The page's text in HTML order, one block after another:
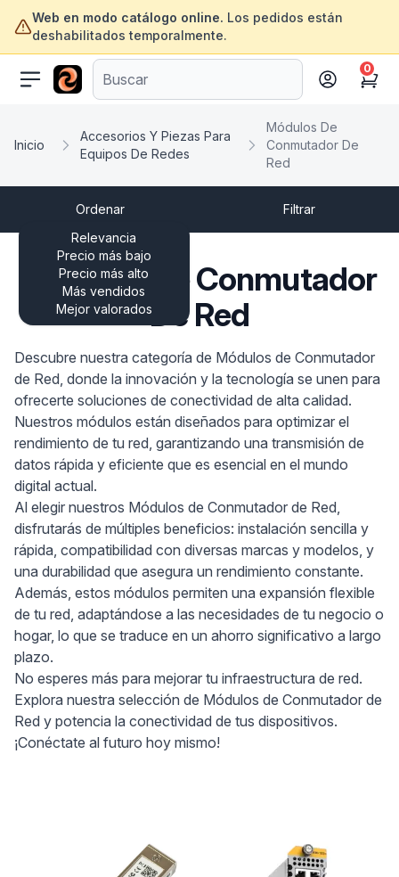
Web en modo catálogo online. Los pedidos están
deshabilitados temporalmente.
ofertasinformatica.com
Cart
0
Inicio
Accesorios Y Piezas Para
Equipos De Redes
Módulos De
Conmutador De
Red
Ordenar
Relevancia
Precio más bajo
Precio más alto
Más vendidos
Mejor valorados
Filtrar
Módulos De Conmutador
De Red
Descubre nuestra categoría de Módulos de Conmutador
de Red, donde la innovación y la tecnología se unen para
ofrecerte soluciones de conectividad de alta calidad.
Nuestros módulos están diseñados para optimizar el
rendimiento de tu red, garantizando una transmisión de
datos rápida y eficiente que es esencial en el mundo
digital actual.
Al elegir nuestros Módulos de Conmutador de Red,
disfrutarás de múltiples beneficios: instalación sencilla y
rápida, compatibilidad con diversas marcas y modelos, y
una durabilidad que asegura un rendimiento constante.
Además, estos módulos permiten una expansión flexible
de tu red, adaptándose a las necesidades de tu negocio o
hogar, lo que se traduce en un ahorro significativo a largo
plazo.
No esperes más para mejorar tu infraestructura de red.
Explora nuestra selección de Módulos de Conmutador de
Red y potencia la conectividad de tus dispositivos.
¡Conéctate al futuro hoy mismo!